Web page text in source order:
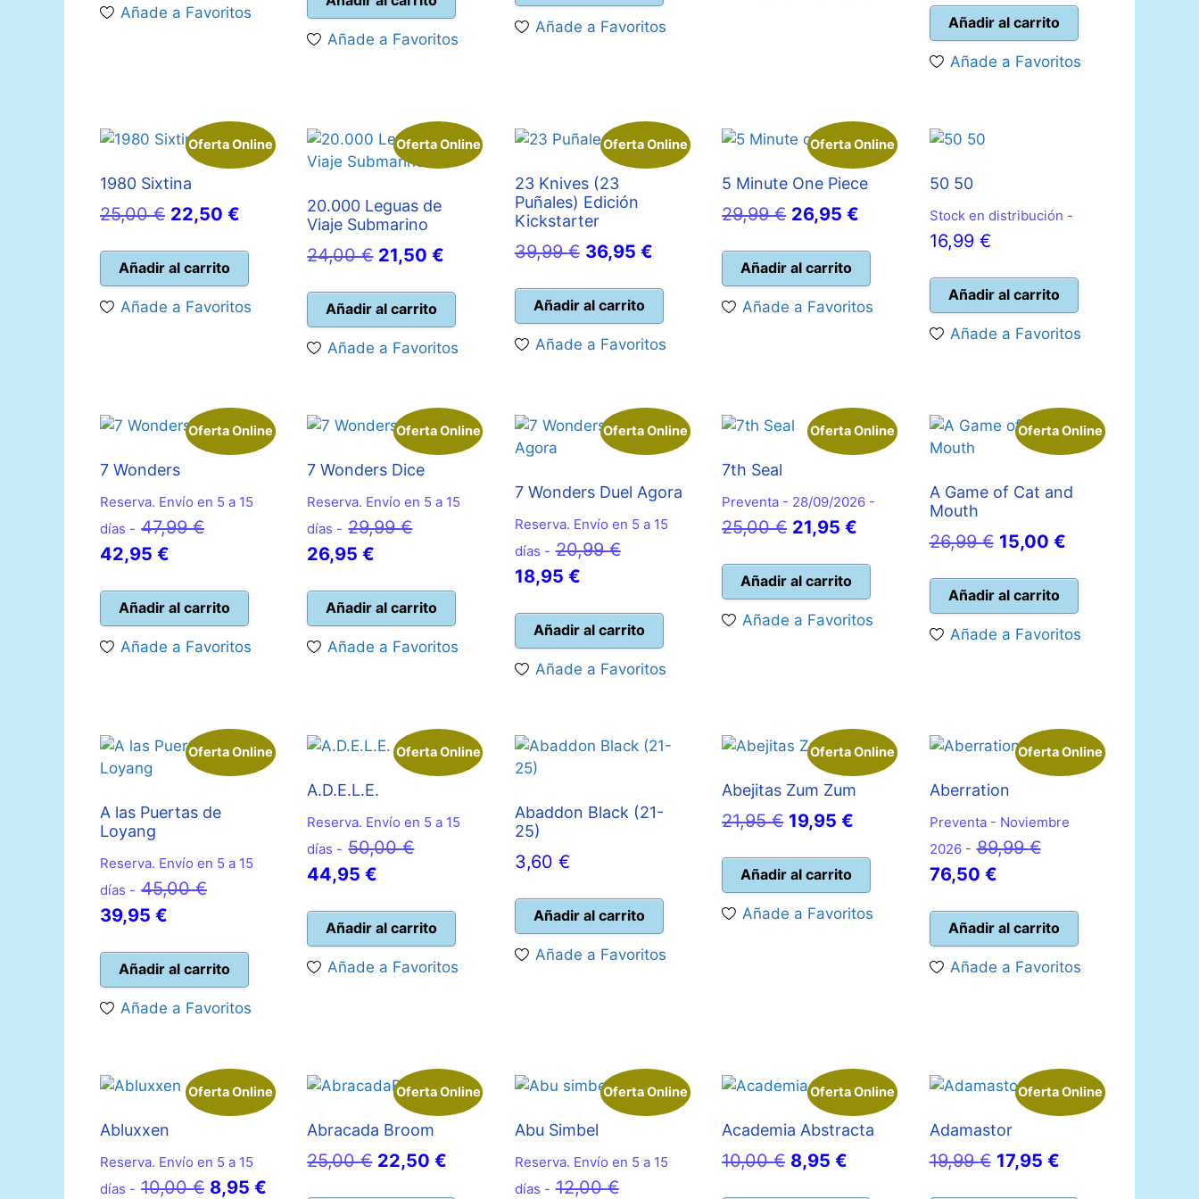
Añade a Favoritos
24,99 €.
es:
19,95 €.
Añade a Favoritos
era:
40,00 €.
es:
35,95 €.
Añade a Favoritos
era:
25,00 €.
actual
es:
22,50 €.
Añadir al carrito
Añade a Favoritos
Oferta Online
1980 Sixtina
25,00€ El
original
era:
25,00 €.
22,50 €
es:
22,50 €.
Añadir al carrito
Añade a Favoritos
Oferta Online
20.000 Leguas de
Viaje Submarino
24,00€ El
original
era:
24,00 €.
21,50€
es:
21,50 €.
Añadir al carrito
Añade a Favoritos
Oferta Online
23 Knives (23
Puñales) Edición
Kickstarter
39,99€ El
original
era:
39,99 €.
36,95 €El
es:
36,95 €.
Añadir al carrito
Añade a Favoritos
Oferta Online
5 Minute One Piece
29,99€ El
original
era:
29,99 €.
26,95€
es:
26,95 €.
Añadir al carrito
Añade a Favoritos
50 50
Stock en distribución -
16,99 €
Añadir al carrito
Añade a Favoritos
Oferta Online
7 Wonders
Reserva. Envío en 5 a 15
días - 47,99€El
era:
47,99 €.
42,95 €
actual
es:
42,95 €.
Añadir al carrito
Añade a Favoritos
Oferta Online
7 Wonders Dice
Reserva. Envío en 5 a 15
días - 29,99€El
era:
29,99 €.
26,95€
actual
es:
26,95 €.
Añadir al carrito
Añade a Favoritos
Oferta Online
7 Wonders Duel Agora
Reserva. Envío en 5 a 15
días - 20,99€El
era:
20,99 €.
18,95 €El
actual
es:
18,95 €.
Añadir al carrito
Añade a Favoritos
Oferta Online
7th Seal
Preventa - 28/09/2026 -
25,00€ El
original
era:
25,00 €.
21,95€
es:
21,95 €.
Añadir al carrito
Añade a Favoritos
Oferta Online
A Game of Cat and
Mouth
26,99€ El
original
era:
26,99 €.
15,00 €El
es:
15,00 €.
Añadir al carrito
Añade a Favoritos
Oferta Online
A las Puertas de
Loyang
Reserva. Envío en 5 a 15
días - 45,00€El
era:
39,95 €
actual
Añadir al carrito
Añade a Favoritos
Oferta Online
A.D.E.L.E.
Reserva. Envío en 5 a 15
días - 50,00€El
era:
44,95€
actual
Añadir al carrito
Añade a Favoritos
Abaddon Black (21-
25)
3,60 €
Añadir al carrito
Añade a Favoritos
Oferta Online
Abejitas Zum Zum
21,95€ El
original
19,95€
Añadir al carrito
Añade a Favoritos
Oferta Online
Aberration
Preventa - Noviembre
2026 - 89,99€El
era:
76,50 €El
actual
Añadir al carrito
Añade a Favoritos
Oferta Online
Abluxxen
Reserva. Envío en 5 a 15
días - 10,00€ El
8,95 €
Oferta Online
Abracada Broom
25,00€ El
22,50€
Oferta Online
Abu Simbel
Reserva. Envío en 5 a 15
días - 12,00€El
Oferta Online
Academia Abstracta
10,00€ El
8,95€
Oferta Online
Adamastor
19,99€ El
17,95 €El